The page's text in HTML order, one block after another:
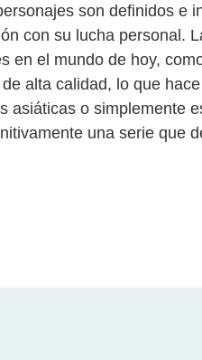
son definidos e
con su lucha personal.
en el mundo de hoy,
alta calidad, lo que
asiáticas o simplemente
una serie que